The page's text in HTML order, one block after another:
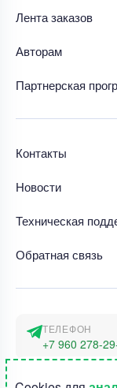
Лента заказов
Авторам
Партнерская
Контакты
Новости
Техническая
Обратная связь
ТЕЛЕФОН
+7 960 278-